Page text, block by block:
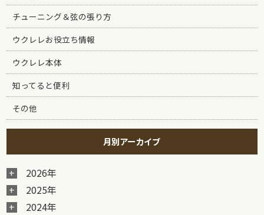
チューニング＆弦の張り方
ウクレレお役立ち情報
ウクレレ本体
知ってると便利
その他
月別アーカイブ
2026年
2025年
2024年